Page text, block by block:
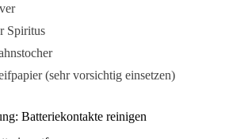
Spiritus
(sehr vorsichtig einsetzen)
Batteriekontakte reinigen